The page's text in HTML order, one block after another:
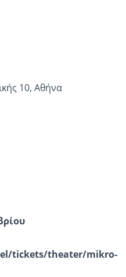
10, Aθήνα
tickets/theater/mikro-